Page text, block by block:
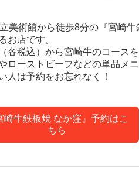
美術館から徒歩8分の『宮崎牛
お店です。
各税込）から宮崎牛のコースを
ローストビーフなどの単品メニ
人は予約をお忘れなく！
崎牛鉄板焼 なか窪』予約はこ
ちら